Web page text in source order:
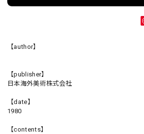
【author】
【publisher】
日本海外美術株式会社
【date】
1980
【contents】